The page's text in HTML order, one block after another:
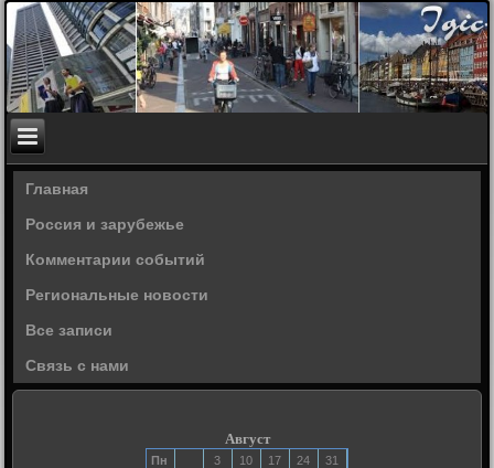
Главная
Россия и зарубежье
Комментарии событий
Региональные новости
Все записи
Связь с нами
Август
Пн 3 10 17 24
31